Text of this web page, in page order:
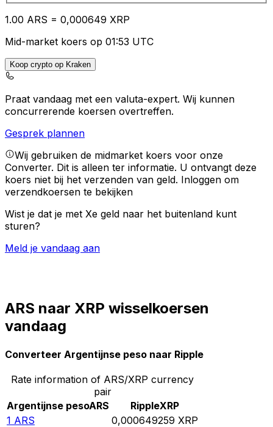
1.00 ARS = 0,000649 XRP
Mid-market koers op 01:53 UTC
Koop crypto op Kraken
Praat vandaag met een valuta-expert. Wij kunnen
concurrerende koersen overtreffen.
Gesprek plannen
Wij gebruiken de midmarket koers voor onze
Converter. Dit is alleen ter informatie. U ontvangt deze
koers niet bij het verzenden van geld. Inloggen om
verzendkoersen te bekijken
Wist je dat je met Xe geld naar het buitenland kunt
sturen?
Meld je vandaag aan
ARS naar XRP wisselkoersen
vandaag
Converteer Argentijnse peso naar Ripple
Rate information of ARS/XRP currency
pair
Argentijnse pesoARS RippleXRP
1 ARS 0,000649259 XRP